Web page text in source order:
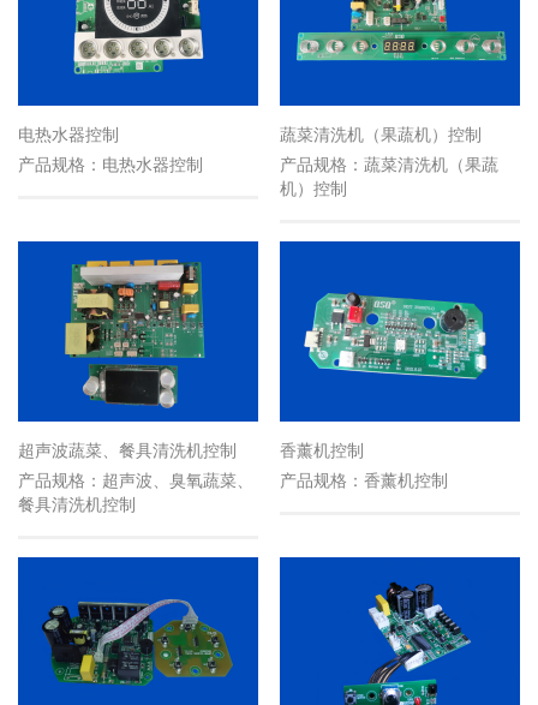
电热水器控制
产品规格：电热水器控制
蔬菜清洗机（果蔬机）控制
产品规格：蔬菜清洗机（果蔬
机）控制
超声波蔬菜、餐具清洗机控制
产品规格：超声波、臭氧蔬菜、
餐具清洗机控制
香薰机控制
产品规格：香薰机控制